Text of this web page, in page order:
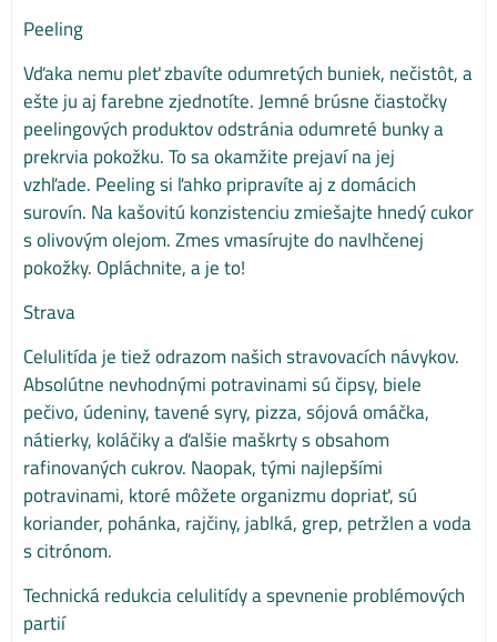
Peeling
Vďaka nemu pleť zbavíte odumretých buniek, nečistôt, a
ešte ju aj farebne zjednotíte. Jemné brúsne čiastočky
peelingových produktov odstránia odumreté bunky a
prekrvia pokožku. To sa okamžite prejaví na jej
vzhľade. Peeling si ľahko pripravíte aj z domácich
surovín. Na kašovitú konzistenciu zmiešajte hnedý cukor
s olivovým olejom. Zmes vmasírujte do navlhčenej
pokožky. Opláchnite, a je to!
Strava
Celulitída je tiež odrazom našich stravovacích návykov.
Absolútne nevhodnými potravinami sú čipsy, biele
pečivo, údeniny, tavené syry, pizza, sójová omáčka,
nátierky, koláčiky a ďalšie maškrty s obsahom
rafinovaných cukrov. Naopak, tými najlepšími
potravinami, ktoré môžete organizmu dopriať, sú
koriander, pohánka, rajčiny, jablká, grep, petržlen a voda
s citrónom.
Technická redukcia celulitídy a spevnenie problémových
partií